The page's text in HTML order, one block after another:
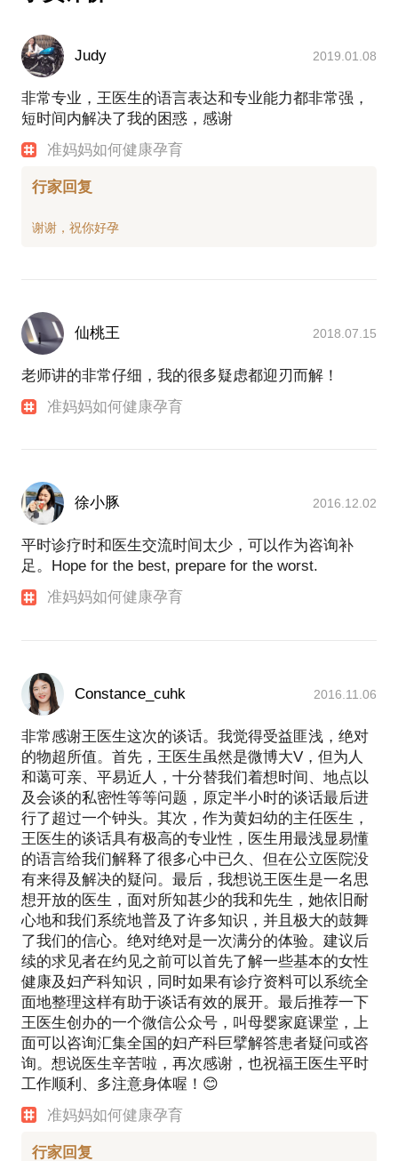
轻女孩将来发生子宫内膜异位症或者子宫腺肌症的概
率高于没有痛经的女孩。当然也有可能，一部分人确
实也可能由 于年龄增长、怀孕分娩而改善。对于越来
越重的痛经，第一要定期检查及时发现可能出现的子
宫内膜异位症和子宫腺肌症，另一方面也可以吃止痛
药止痛，比如芬必 得。短效口服避孕药也是一个治疗
我是妇产科领域的专家，是新浪微博著名科普作者。
我有20年妇产科从业经验，擅长女性内分泌疾病、子
的内容包括：
疾病的预防治疗
怎样做孕前准备
分娩方式选择
题提前发给我，方便我做更精细的准备，提升见面效
Judy 2019.01.08
非常专业，王医生的语言表达和专业能力都非常强，
短时间内解决了我的困惑，感谢
准妈妈如何健康孕育
行家回复
仙桃王 2018.07.15
老师讲的非常仔细，我的很多疑虑都迎刃而解！
准妈妈如何健康孕育
徐小豚 2016.12.02
平时诊疗时和医生交流时间太少，可以作为咨询补
足。Hope for the best, prepare for the worst.
准妈妈如何健康孕育
Constance_cuhk 2016.11.06
非常感谢王医生这次的谈话。我觉得受益匪浅，绝对
的物超所值。首先，王医生虽然是微博大V，但为人
和蔼可亲、平易近人，十分替我们着想时间、地点以
及会谈的私密性等等问题，原定半小时的谈话最后进
行了超过一个钟头。其次，作为黄妇幼的主任医生，
王医生的谈话具有极高的专业性，医生用最浅显易懂
的语言给我们解释了很多心中已久、但在公立医院没
有来得及解决的疑问。最后，我想说王医生是一名思
想开放的医生，面对所知甚少的我和先生，她依旧耐
心地和我们系统地普及了许多知识，并且极大的鼓舞
了我们的信心。绝对绝对是一次满分的体验。建议后
续的求见者在约见之前可以首先了解一些基本的女性
健康及妇产科知识，同时如果有诊疗资料可以系统全
面地整理这样有助于谈话有效的展开。最后推荐一下
王医生创办的一个微信公众号，叫母婴家庭课堂，上
面可以咨询汇集全国的妇产科巨擘解答患者疑问或咨
询。想说医生辛苦啦，再次感谢，也祝福王医生平时
工作顺利、多注意身体喔！😊
准妈妈如何健康孕育
行家回复